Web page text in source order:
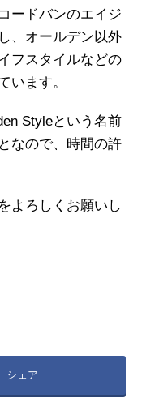
ードバンのエイジ
、オールデン以外
フスタイルなどの
います。
Styleという名前
なので、時間の許
よろしくお願いし
シェア